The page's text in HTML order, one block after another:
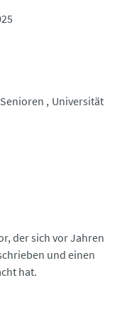
Senioren
Universität
der sich vor Jahren
und einen
hat.